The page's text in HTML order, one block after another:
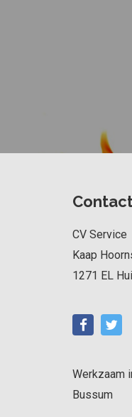
CV Service
Kaap
1271 EL
Werkzaam
Bussum